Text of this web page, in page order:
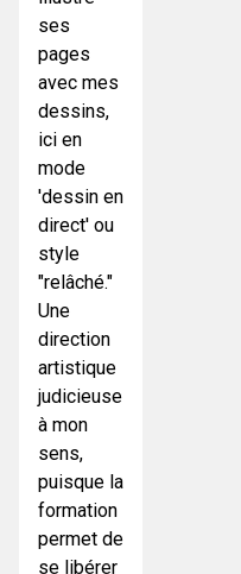
ses
pages
avec mes
dessins,
ici en
mode
'dessin en
direct' ou
style
"relâché."
Une
direction
artistique
judicieuse
à mon
sens,
puisque la
formation
permet de
se libérer